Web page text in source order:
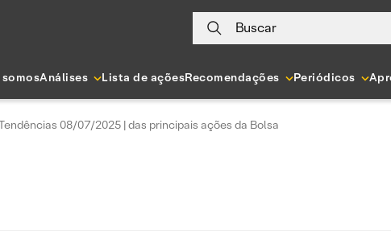
Buscar
somosAnálises Lista de açõesRecomendações Periódicos
08/07/2025 | das principais ações da Bolsa